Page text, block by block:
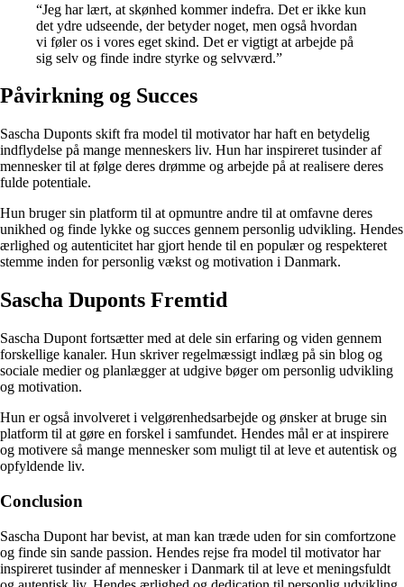
“Jeg har lært, at skønhed kommer indefra. Det er ikke kun
det ydre udseende, der betyder noget, men også hvordan
vi føler os i vores eget skind. Det er vigtigt at arbejde på
sig selv og finde indre styrke og selvværd.”
Påvirkning og Succes
Sascha Duponts skift fra model til motivator har haft en betydelig
indflydelse på mange menneskers liv. Hun har inspireret tusinder af
mennesker til at følge deres drømme og arbejde på at realisere deres
fulde potentiale.
Hun bruger sin platform til at opmuntre andre til at omfavne deres
unikhed og finde lykke og succes gennem personlig udvikling. Hendes
ærlighed og autenticitet har gjort hende til en populær og respekteret
stemme inden for personlig vækst og motivation i Danmark.
Sascha Duponts Fremtid
Sascha Dupont fortsætter med at dele sin erfaring og viden gennem
forskellige kanaler. Hun skriver regelmæssigt indlæg på sin blog og
sociale medier og planlægger at udgive bøger om personlig udvikling
og motivation.
Hun er også involveret i velgørenhedsarbejde og ønsker at bruge sin
platform til at gøre en forskel i samfundet. Hendes mål er at inspirere
og motivere så mange mennesker som muligt til at leve et autentisk og
opfyldende liv.
Conclusion
Sascha Dupont har bevist, at man kan træde uden for sin comfortzone
og finde sin sande passion. Hendes rejse fra model til motivator har
inspireret tusinder af mennesker i Danmark til at leve et meningsfuldt